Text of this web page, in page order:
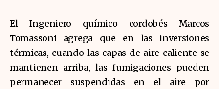
El Ingeniero químico cordobés Marcos
Tomassoni agrega que en las inversiones
térmicas, cuando las capas de aire caliente se
mantienen arriba, las fumigaciones pueden
permanecer suspendidas en el aire por